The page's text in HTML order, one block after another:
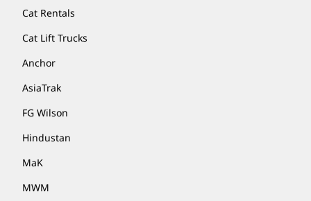
Cat Rentals
Cat Lift Trucks
Anchor
AsiaTrak
FG Wilson
Hindustan
MaK
MWM